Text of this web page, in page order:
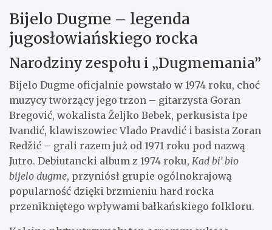
Bijelo Dugme – legenda
jugosłowiańskiego rocka
Narodziny zespołu i „Dugmemania”
Bijelo Dugme oficjalnie powstało w 1974 roku, choć
muzycy tworzący jego trzon – gitarzysta Goran
Bregović, wokalista Željko Bebek, perkusista Ipe
Ivandić, klawiszowiec Vlado Pravdić i basista Zoran
Redžić – grali razem już od 1971 roku pod nazwą
Jutro. Debiutancki album z 1974 roku, Kad bi’ bio
bijelo dugme, przyniósł grupie ogólnokrajową
popularność dzięki brzmieniu hard rocka
przenikniętego wpływami bałkańskiego folkloru.